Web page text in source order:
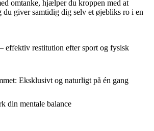
omtanke, hjælper du kroppen med at
du giver samtidig dig selv et øjebliks ro i en
effektiv restitution efter sport og fysisk
Eksklusivt og naturligt på én gang
din mentale balance